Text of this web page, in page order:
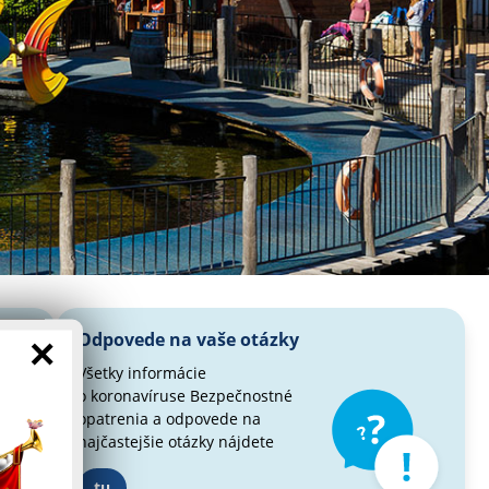
Odpovede na vaše otázky
Všetky informácie
o koronavíruse Bezpečnostné
opatrenia a odpovede na
najčastejšie otázky nájdete
×